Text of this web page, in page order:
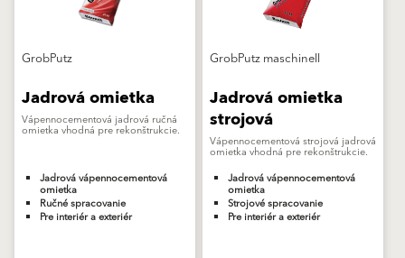
GrobPutz
Jadrová omietka
Vápennocementová jadrová ručná
omietka vhodná pre rekonštrukcie.
Jadrová vápennocementová
omietka
Ručné spracovanie
Pre interiér a exteriér
GrobPutz maschinell
Jadrová omietka
strojová
Vápennocementová strojová jadrová
omietka vhodná pre rekonštrukcie.
Jadrová vápennocementová
omietka
Strojové spracovanie
Pre interiér a exteriér